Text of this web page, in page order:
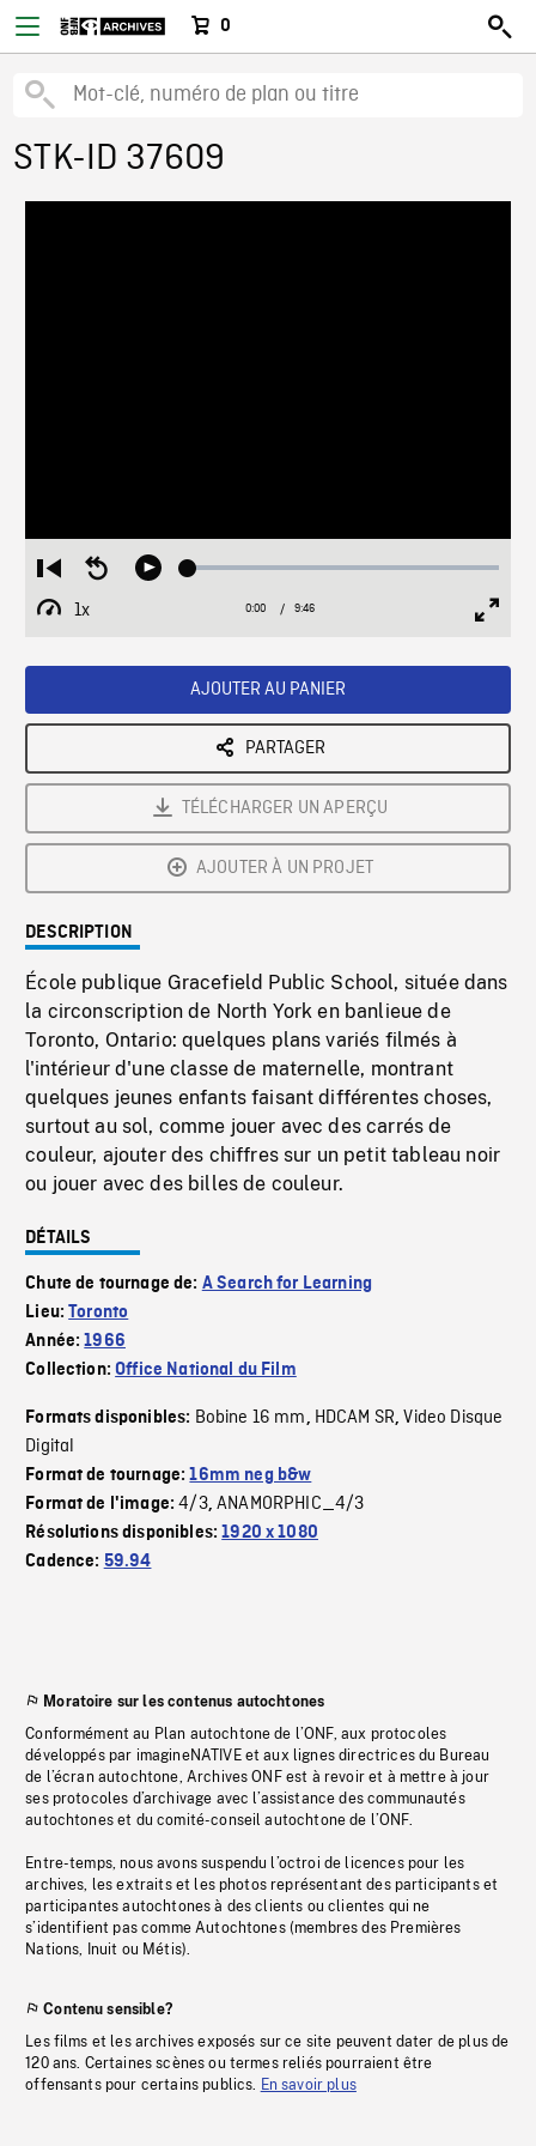
0
STK-ID 37609
Restart
from
beginning
Seek
Play Loaded:
1x
Playback
Current
0:00 / Duration
9:46
AJOUTER AU PANIER
PARTAGER
TÉLÉCHARGER UN APERÇU
AJOUTER À UN PROJET
DESCRIPTION
École publique Gracefield Public School, située dans
la circonscription de North York en banlieue de
Toronto, Ontario: quelques plans variés filmés à
l'intérieur d'une classe de maternelle, montrant
quelques jeunes enfants faisant différentes choses,
surtout au sol, comme jouer avec des carrés de
couleur, ajouter des chiffres sur un petit tableau noir
ou jouer avec des billes de couleur.
DÉTAILS
Chute de tournage de: A Search for Learning
Lieu:Toronto
Année:1966
Collection:Office National du Film
Formats disponibles: Bobine 16 mm, HDCAM SR,Video Disque
Digital
Format de tournage:16mm neg b&w
Format de l'image:4/3,ANAMORPHIC_4/3
Résolutions disponibles:1920 x 1080
Cadence: 59.94
Moratoire sur les contenus autochtones
Conformément au Plan autochtone de l’ONF, aux protocoles
développés par imagineNATIVE et aux lignes directrices du Bureau
de l’écran autochtone, Archives ONF est à revoir et à mettre à jour
ses protocoles d’archivage avec l’assistance des communautés
autochtones et du comité-conseil autochtone de l’ONF.
Entre-temps, nous avons suspendu l’octroi de licences pour les
archives, les extraits et les photos représentant des participants et
participantes autochtones à des clients ou clientes qui ne
s’identifient pas comme Autochtones (membres des Premières
Nations, Inuit ou Métis).
Contenu sensible?
Les films et les archives exposés sur ce site peuvent dater de plus de
120 ans. Certaines scènes ou termes reliés pourraient être
offensants pour certains publics. En savoir plus